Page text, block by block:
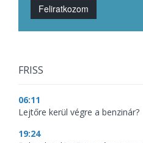
Feliratkozom
FRISS
06:11
Lejtőre kerül végre a benzinár?
19:24